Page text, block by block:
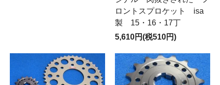
ロントスプロケット isa
製 15・16・17丁
5,610円(税510円)